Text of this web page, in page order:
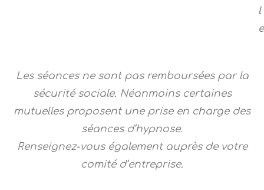
l
e
Les séances ne sont pas remboursées par la
sécurité sociale. Néanmoins certaines
mutuelles proposent une prise en charge des
séances d’hypnose.
Renseignez-vous également auprès de votre
comité d’entreprise.